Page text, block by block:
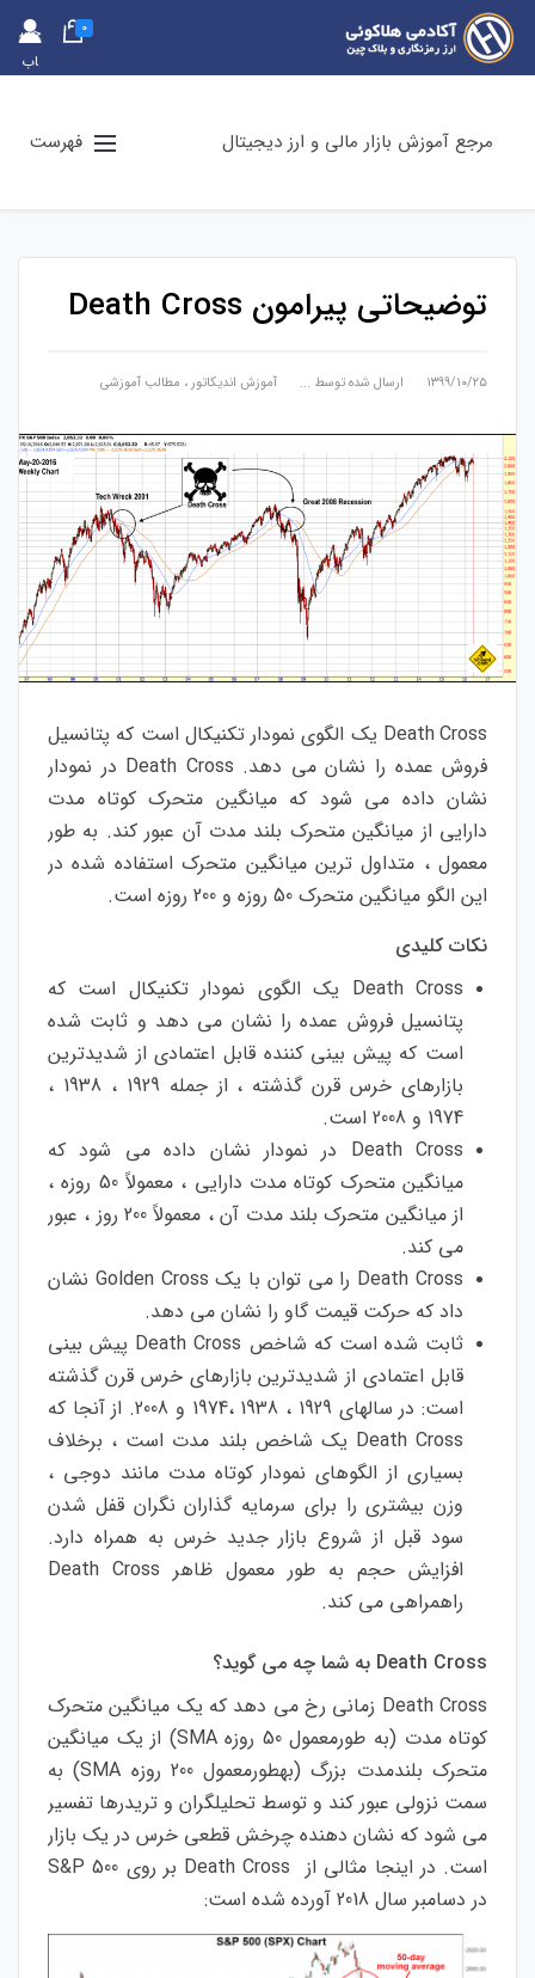
حس
اب
0
مرجع آموزش بازار مالی و ارز دیجیتال فهرست
توضیحاتی پیرامون Death Cross
۱۳۹۹/۱۰/۲۵ ارسال شده توسط ... آموزش اندیکاتور ، مطالب آموزشی
DeathCross یک الگوی نمودار تکنیکال است که پتانسیل
فروش عمده را نشان می دهد. Death Cross در نمودار
نشان داده می شود که میانگین متحرک کوتاه مدت
دارایی از میانگین متحرک بلند مدت آن عبور کند. به طور
معمول ، متداول ترین میانگین متحرک استفاده شده در
این الگو میانگین متحرک روزه و روزه است.
نکات کلیدی
Death Cross یک الگوی نمودار تکنیکال است که
پتانسیل فروش عمده را نشان می دهد و ثابت شده
است که پیش بینی کننده قابل اعتمادی از شدیدترین
بازارهای خرس قرن گذشته ، از جمله ، 1938
،
1974 و است.
Death Cross در نمودار نشان داده می شود که
میانگین متحرک کوتاه مدت دارایی ، معمولاً50 روزه ،
از میانگین متحرک بلند مدت آن ، معمولاً 200 روز ، عبور
می کند.
Death Cross را می توان با یک Golden Cross نشان
داد که حرکت قیمت گاو را نشان می دهد.
ثابت شده است که شاخص پیش بینی
قابل اعتمادی از شدیدترین بازارهای خرس قرن گذشته
است: در سالهای ، ،1974 و از آنجا که
Death Cross یک شاخص بلند مدت است ، برخلاف
بسیاری از الگوهای نمودار کوتاه مدت مانند دوجی ،
وزن بیشتری را برای سرمایه گذاران نگران قفل شدن
سود قبل از شروع بازار جدید خرس به همراه دارد.
افزایش حجم به طور معمول ظاهر
راهمراهی می کند.
Death Cross به شما چه می گوید؟
Death Cross زمانی رخ می دهد که یک میانگین متحرک
کوتاه مدت (به طورمعمول50 روزهSMA) از یک میانگین
متحرک بلندمدت بزرگ(بهطورمعمول200 روزه
به
سمت نزولی عبور کند و توسط تحلیلگران و تریدرها تفسیر
می شود که نشان دهنده چرخش قطعی خرس در یک بازار
است. در اینجا مثالی از Death Cross بر روی
در دسامبر سال آورده شده است: